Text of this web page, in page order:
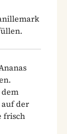
der
frisch